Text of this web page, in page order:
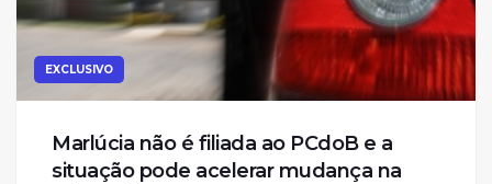
EXCLUSIVO
Marlúcia não é filiada ao PCdoB e a
situação pode acelerar mudança na